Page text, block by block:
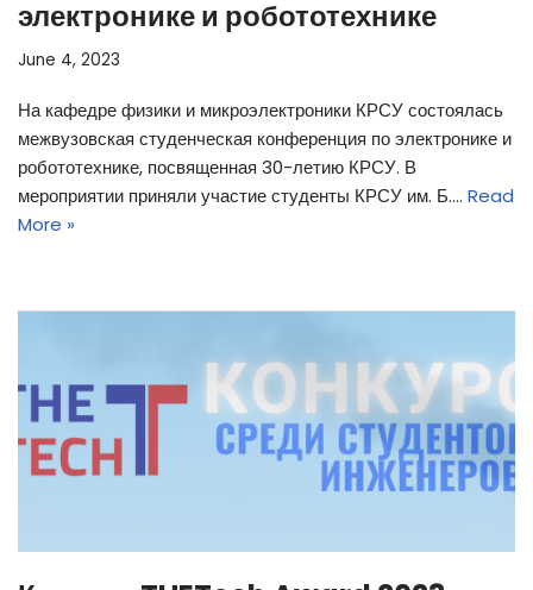
электронике и робототехнике
June 4, 2023
На кафедре физики и микроэлектроники КРСУ состоялась
межвузовская студенческая конференция по электронике и
робототехнике, посвященная 30-летию КРСУ. В
мероприятии приняли участие студенты КРСУ им. Б.… Read
More »